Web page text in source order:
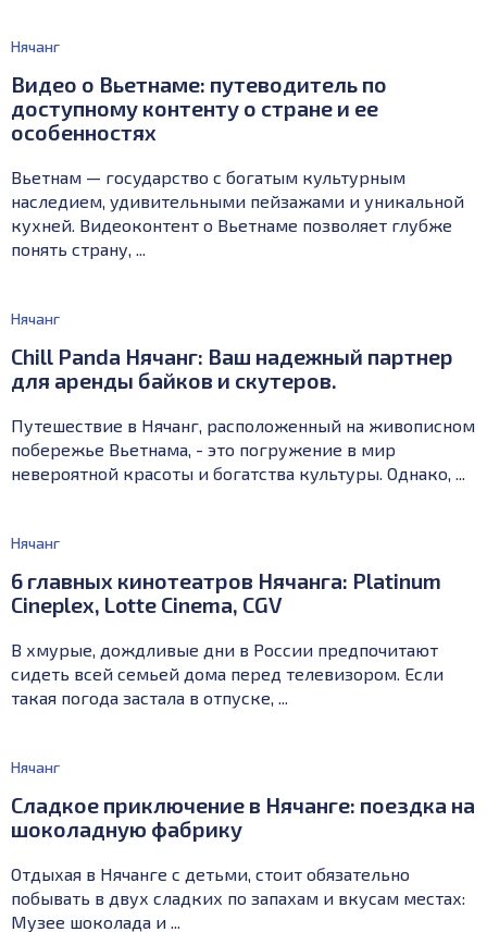
Нячанг
Видео о Вьетнаме: путеводитель по
доступному контенту о стране и ее
особенностях
Вьетнам — государство с богатым культурным
наследием, удивительными пейзажами и уникальной
кухней. Видеоконтент о Вьетнаме позволяет глубже
понять страну, ...
Нячанг
Chill Panda Нячанг: Ваш надежный партнер
для аренды байков и скутеров.
Путешествие в Нячанг, расположенный на живописном
побережье Вьетнама, - это погружение в мир
невероятной красоты и богатства культуры. Однако, ...
Нячанг
6 главных кинотеатров Нячанга: Platinum
Cineplex, Lotte Cinema, CGV
В хмурые, дождливые дни в России предпочитают
сидеть всей семьей дома перед телевизором. Если
такая погода застала в отпуске, ...
Нячанг
Сладкое приключение в Нячанге: поездка на
шоколадную фабрику
Отдыхая в Нячанге с детьми, стоит обязательно
побывать в двух сладких по запахам и вкусам местах:
Музее шоколада и ...